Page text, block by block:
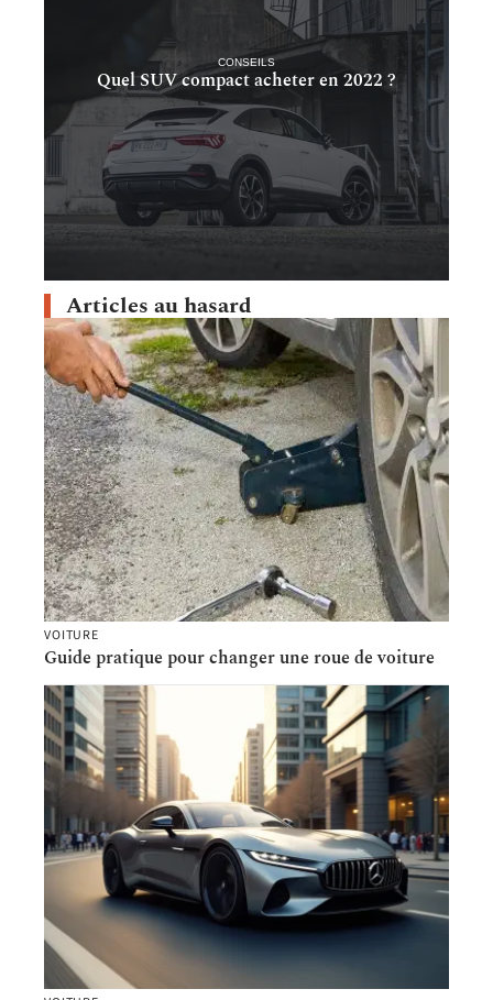
CONSEILS
Quel SUV compact acheter en 2022 ?
Articles au hasard
VOITURE
Guide pratique pour changer une roue de voiture